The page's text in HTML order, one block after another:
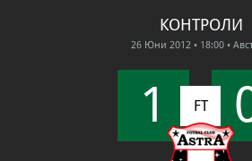
КОНТРОЛИ
26 Юни 2012 • 18:00 •
1 FT